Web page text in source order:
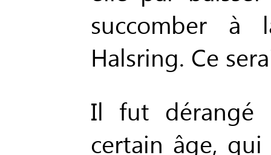
succomber à
Halsring. Ce
Il fut dérangé
certain âge,